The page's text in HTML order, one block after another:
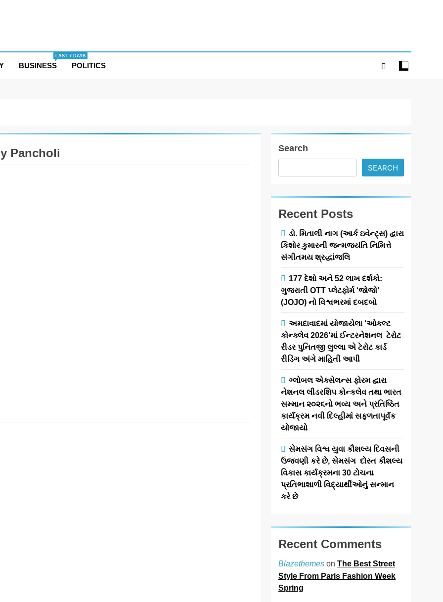
BUSINESS
LAST 7 DAYS
POLITICS
Pancholi
પશુઓની વાણી
બનેલી ફિલ્મ
newsaaspaas1
8
0 1 mins
⭐⭐⭐⭐ “ભરો
કરમની થેલી રે ભાઇ
વાહ.. આ ગીત
સાંભળતા
ગુસબમ્પ્સ આવી
દર્શકોની આંખોમાં
નમી…
Read More
પૂજ્ય શ્રી
મોરારિબાપુના
આશીર્વાદ
અમદાવાદ: કરુણા
અને જીવદયાના
સંદેશથી સમૃદ્ધ
આવનારી ગુજરાતી
Search
SEARCH
Recent Posts
ડો. મિતાલી નાગ (આર્ક ઇવેન્ટ્સ) દ્વારા
કિશોર કુમારની જન્મજયંતિ નિમિત્તે
સંગીતમય શ્રદ્ધાંજલિ
177 દેશો અને 52 લાખ દર્શકો:
ગુજરાતી OTT પ્લેટફોર્મ ‘જોજો’
(JOJO) નો વિશ્વભરમાં દબદબો
અમદાવાદમાં યોજાયેલા ‘ઓકલ્ટ
કોન્ક્લેવ 2026’માં ઈન્ટરનેશનલ ટેરોટ
રીડર પુનિતજી લુલ્લા એ ટેરોટ કાર્ડ
રીડિંગ અંગે માહિતી આપી
ગ્લોબલ એક્સેલન્સ ફોરમ દ્વારા
નેશનલ લીડરશિપ કોન્કલેવ તથા ભારત
સમ્માન ૨૦૨૬નો ભવ્ય અને પ્રતિષ્ઠિત
કાર્યક્રમ નવી દિલ્હીમાં સફળતાપૂર્વક
યોજાયો
સેમસંગ વિશ્વ યુવા કૌશલ્ય દિવસની
ઉજવણી કરે છે, સેમસંગ દોસ્ત કૌશલ્ય
વિકાસ કાર્યક્રમના 30 ટોચના
પ્રતિભાશાળી વિદ્યાર્થીઓનું સન્માન
કરે છે
Recent Comments
Blazethemes on The Best Street
Style From Paris Fashion Week
Spring